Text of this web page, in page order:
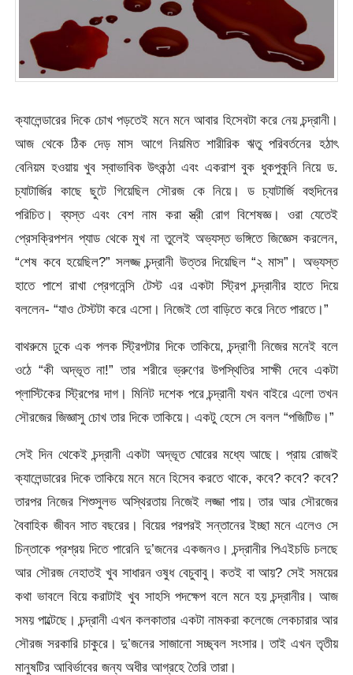
ক্যালেন্ডারের দিকে চোখ পড়তেই মনে মনে আবার হিসেবটা করে নেয় চন্দ্রানী।
আজ থেকে ঠিক দেড় মাস আগে নিয়মিত শারীরিক ঋতু পরিবর্তনের হঠাৎ
বেনিয়ম হওয়ায় খুব স্বাভাবিক উৎকন্ঠা এবং একরাশ বুক ধুকপুকুনি নিয়ে ড.
চ্যাটার্জির কাছে ছুটে গিয়েছিল সৌরজ কে নিয়ে। ড চ্যাটার্জি বহুদিনের
পরিচিত। ব্যস্ত এবং বেশ নাম করা স্ত্রী রোগ বিশেষজ্ঞ। ওরা যেতেই
প্রেসক্রিপশন প্যাড থেকে মুখ না তুলেই অভ্যস্ত ভঙ্গিতে জিজ্ঞেস করলেন,
“শেষ কবে হয়েছিল?” সলজ্জ চন্দ্রানী উত্তর দিয়েছিল “২ মাস”। অভ্যস্ত
হাতে পাশে রাখা প্রেগনেন্সি টেস্ট এর একটা স্ট্রিপ চন্দ্রানীর হাতে দিয়ে
বললেন- “যাও টেস্টটা করে এসো। নিজেই তো বাড়িতে করে নিতে পারতে।”
বাথরুমে ঢুকে এক পলক স্ট্রিপটার দিকে তাকিয়ে, চন্দ্রাণী নিজের মনেই বলে
ওঠে “কী অদ্ভূত না!” তার শরীরে ভ্রুণের উপস্থিতির সাক্ষী দেবে একটা
প্লাস্টিকের স্ট্রিপের দাগ। মিনিট দশেক পরে চন্দ্রানী যখন বাইরে এলো তখন
সৌরজের জিজ্ঞাসু চোখ তার দিকে তাকিয়ে। একটু হেসে সে বলল “পজিটিভ।”
সেই দিন থেকেই চন্দ্রানী একটা অদ্ভূত ঘোরের মধ্যে আছে। প্রায় রোজই
ক্যালেন্ডারের দিকে তাকিয়ে মনে মনে হিসেব করতে থাকে, কবে? কবে? কবে?
তারপর নিজের শিশুসুলভ অস্থিরতায় নিজেই লজ্জা পায়। তার আর সৌরজের
বৈবাহিক জীবন সাত বছরের। বিয়ের পরপরই সন্তানের ইচ্ছা মনে এলেও সে
চিন্তাকে প্রশ্রয় দিতে পারেনি দু’জনের একজনও। চন্দ্রানীর পিএইচডি চলছে
আর সৌরজ নেহাতই খুব সাধারন ওষুধ বেচুবাবু। কতই বা আয়? সেই সময়ের
কথা ভাবলে বিয়ে করাটাই খুব সাহসি পদক্ষেপ বলে মনে হয় চন্দ্রানীর। আজ
সময় পাল্টেছে। চন্দ্রানী এখন কলকাতার একটা নামকরা কলেজে লেকচারার আর
সৌরজ সরকারি চাকুরে। দু’জনের সাজানো সচ্ছ্বল সংসার। তাই এখন তৃতীয়
মানুষটির আবির্ভাবের জন্য অধীর আগ্রহে তৈরি তারা।